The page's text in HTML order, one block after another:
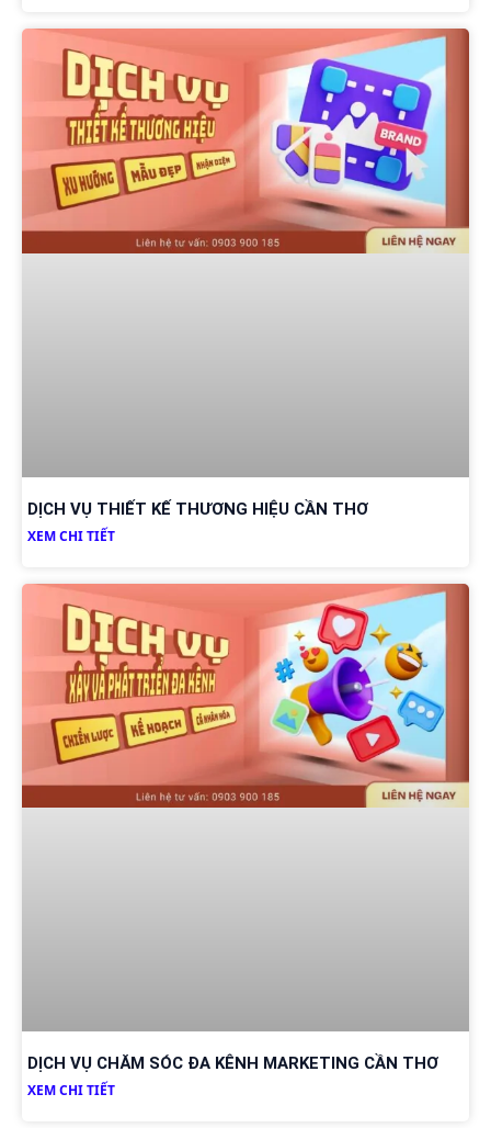
DỊCH VỤ THIẾT KẾ THƯƠNG HIỆU CẦN THƠ
XEM CHI TIẾT
DỊCH VỤ CHĂM SÓC ĐA KÊNH MARKETING CẦN THƠ
XEM CHI TIẾT